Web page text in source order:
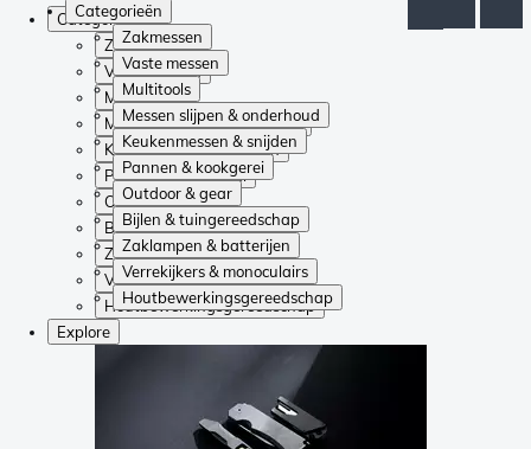
Categorieën
Zakmessen
Vaste messen
Multitools
Messen slijpen & onderhoud
Keukenmessen & snijden
Pannen & kookgerei
Outdoor & gear
Bijlen & tuingereedschap
Zaklampen & batterijen
Verrekijkers & monoculairs
Houtbewerkingsgereedschap
Categorieën
Zakmessen
Vaste messen
Multitools
Messen slijpen & onderhoud
Keukenmessen & snijden
Pannen & kookgerei
Outdoor & gear
Bijlen & tuingereedschap
Zaklampen & batterijen
Verrekijkers & monoculairs
Houtbewerkingsgereedschap
Explore